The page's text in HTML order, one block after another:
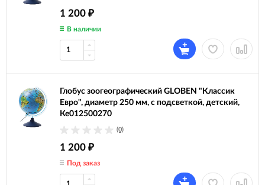
1 200 ₽
В наличии
Глобус зоогеографический GLOBEN "Классик
Евро", диаметр 250 мм, с подсветкой, детский,
Ке012500270
(0)
1 200 ₽
Под заказ